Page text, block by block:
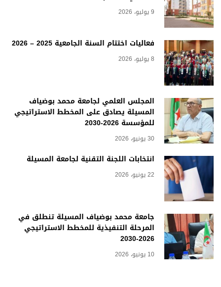
9 يوليو، 2026
فعاليات اختتام السنة الجامعية 2025 – 2026
8 يوليو، 2026
المجلس العلمي لجامعة محمد بوضياف
المسيلة يصادق على المخطط الاستراتيجي
للمؤسسة 2026-2030
30 يونيو، 2026
انتخابات اللجنة التقنية لجامعة المسيلة
22 يونيو، 2026
جامعة محمد بوضياف المسيلة تنطلق في
المرحلة التنفيذية للمخطط الاستراتيجي
2026-2030
10 يونيو، 2026